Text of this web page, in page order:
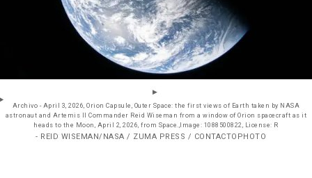
Archivo - April 3, 2026, Orion Capsule, Outer Space: the first views of Earth taken by NASA
astronaut and Artemis II Commander Reid Wiseman from a window of Orion spacecraft as it
heads to the Moon, April 2, 2026, from Space.,Image: 1088500822, License: R
- REID WISEMAN/NASA / ZUMA PRESS / CONTACTOPHOTO